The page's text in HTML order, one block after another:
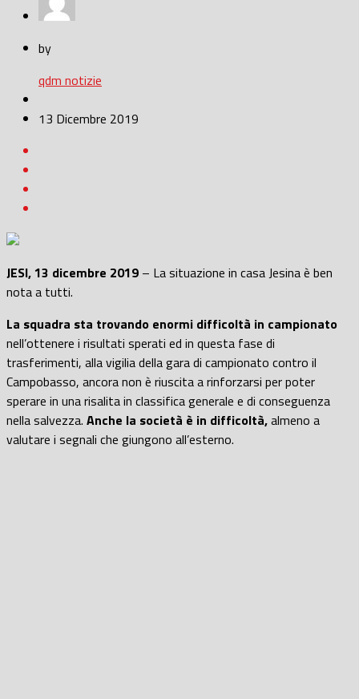
by
qdm notizie
13 Dicembre 2019
JESI, 13 dicembre 2019 – La situazione in casa Jesina è ben
nota a tutti.
La squadra sta trovando enormi difficoltà in campionato
nell’ottenere i risultati sperati ed in questa fase di
trasferimenti, alla vigilia della gara di campionato contro il
Campobasso, ancora non è riuscita a rinforzarsi per poter
sperare in una risalita in classifica generale e di conseguenza
nella salvezza. Anche la società è in difficoltà,almeno a
valutare i segnali che giungono all’esterno.